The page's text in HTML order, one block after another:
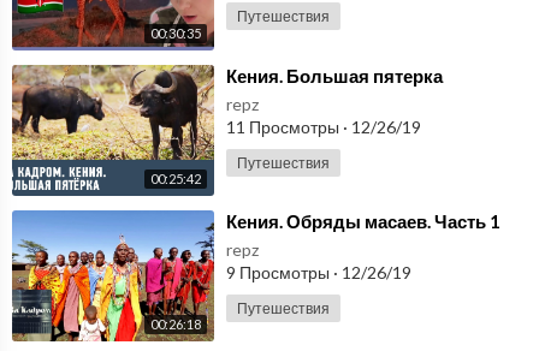
00:30:35
Путешествия
00:25:42
⁣Кения. Большая пятерка
repz
11 Просмотры · 12/26/19
Путешествия
00:26:18
⁣Кения. Обряды масаев. Часть 1
repz
9 Просмотры · 12/26/19
Путешествия